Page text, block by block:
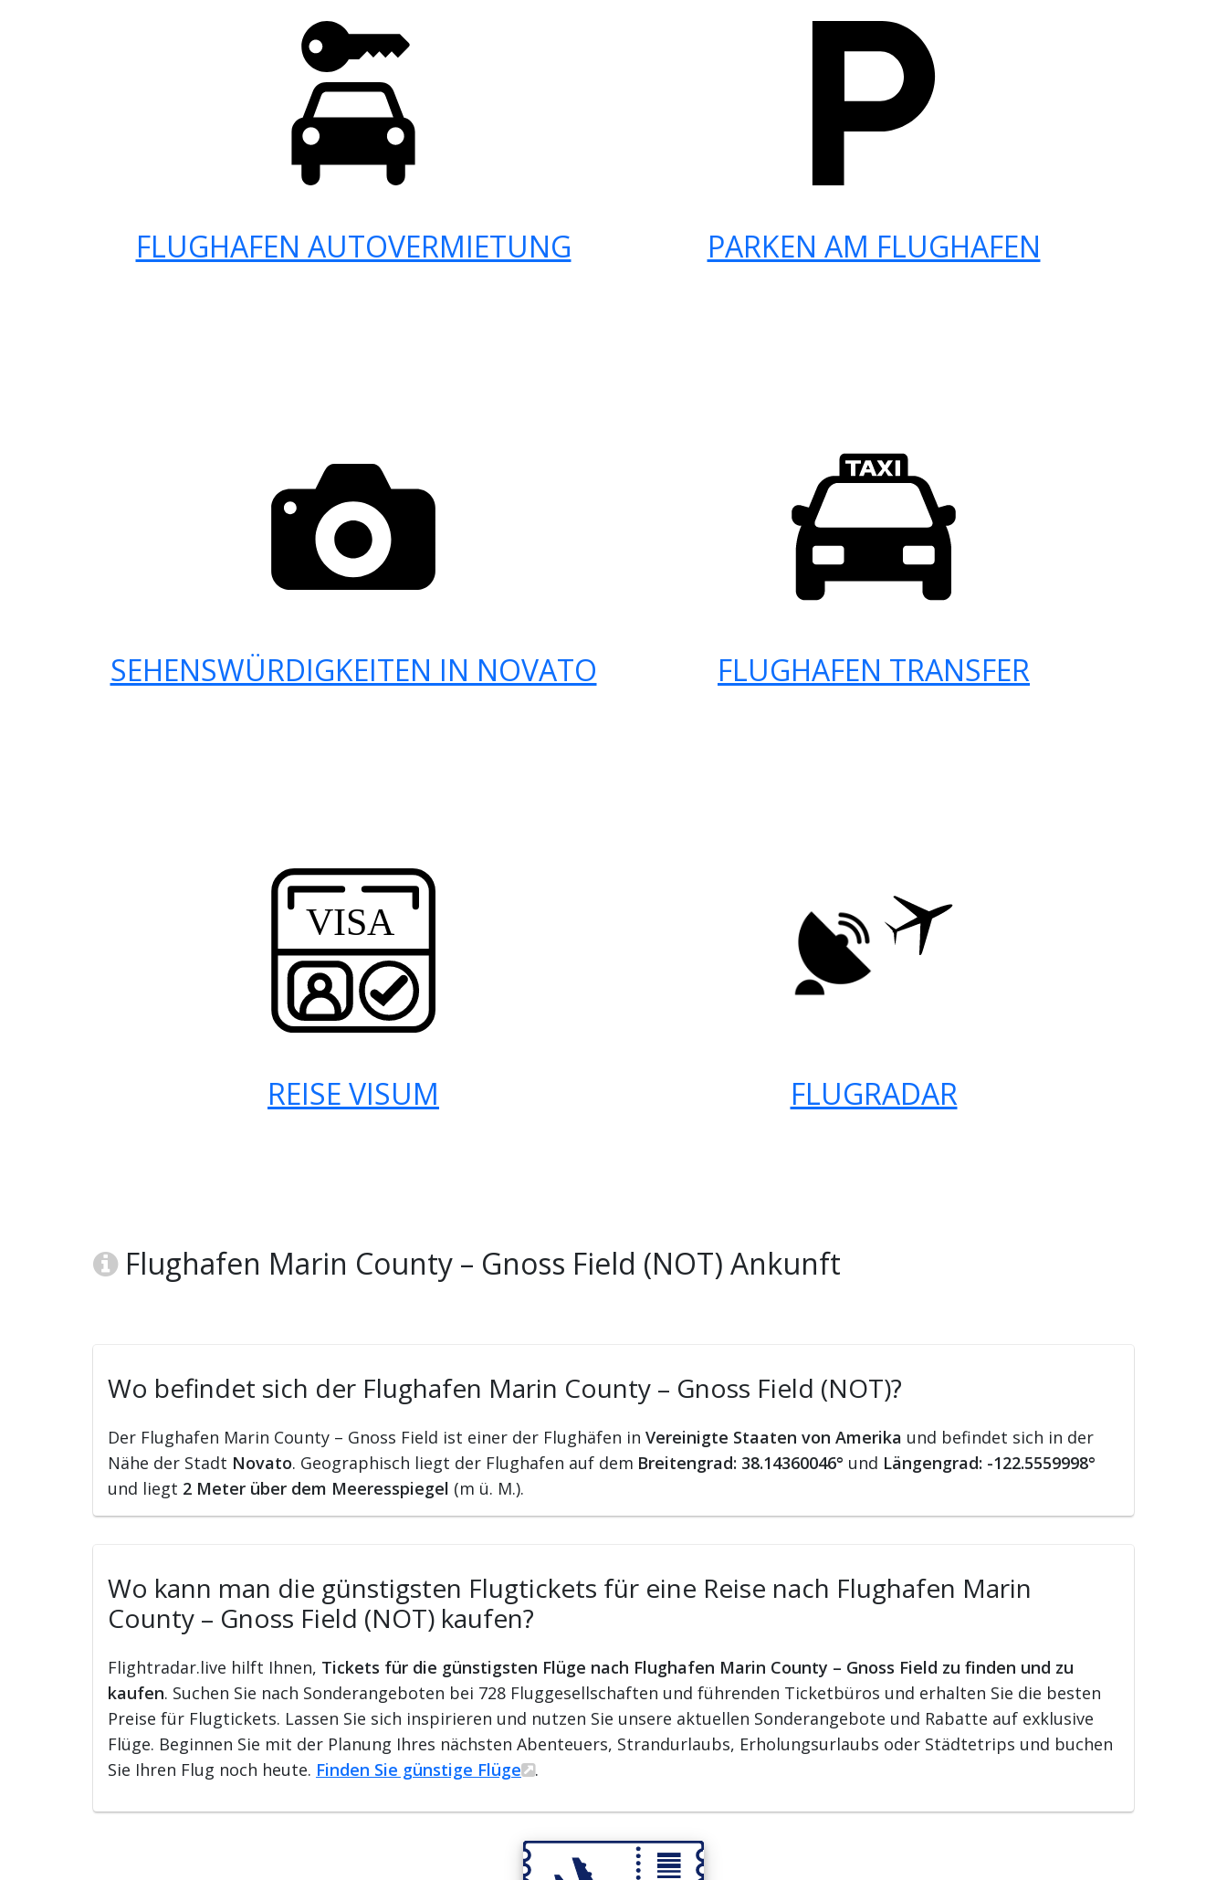
FLUGHAFEN AUTOVERMIETUNG PARKEN AM FLUGHAFEN
SEHENSWÜRDIGKEITEN IN NOVATO FLUGHAFEN TRANSFER
REISE VISUM FLUGRADAR
Flughafen Marin County – Gnoss Field (NOT) Ankunft
Wo befindet sich der Flughafen Marin County – Gnoss Field (NOT)?
Der Flughafen Marin County – Gnoss Field ist einer der Flughäfen in Vereinigte Staaten von Amerika und befindet sich in der
Nähe der Stadt Novato. Geographisch liegt der Flughafen auf dem Breitengrad: 38.14360046° und Längengrad: -122.5559998°
und liegt 2 Meter über dem Meeresspiegel (m ü. M.).
Wo kann man die günstigsten Flugtickets für eine Reise nach Flughafen Marin
County – Gnoss Field (NOT) kaufen?
Flightradar.live hilft Ihnen, Tickets für die günstigsten Flüge nach Flughafen Marin County – Gnoss Field zu finden und zu
kaufen. Suchen Sie nach Sonderangeboten bei 728 Fluggesellschaften und führenden Ticketbüros und erhalten Sie die besten
Preise für Flugtickets. Lassen Sie sich inspirieren und nutzen Sie unsere aktuellen Sonderangebote und Rabatte auf exklusive
Flüge. Beginnen Sie mit der Planung Ihres nächsten Abenteuers, Strandurlaubs, Erholungsurlaubs oder Städtetrips und buchen
Sie Ihren Flug noch heute. Finden Sie günstige Flüge .